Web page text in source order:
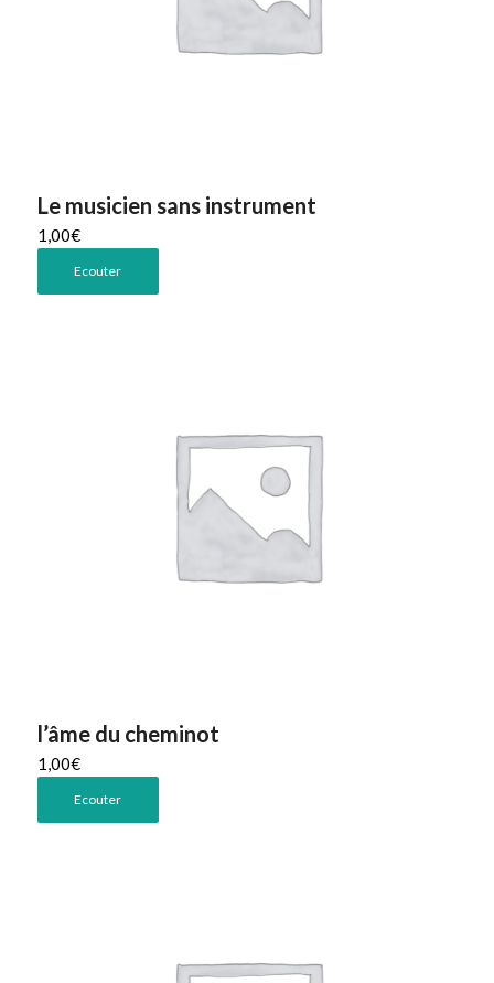
Le musicien sans instrument
1,00€
Ecouter
l’âme du cheminot
1,00€
Ecouter